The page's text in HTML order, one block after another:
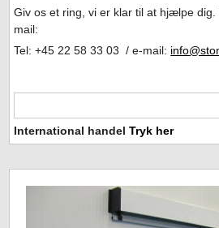
Giv os et ring, vi er klar til at hjælpe dig.
mail:
Tel: +45 22 58 33 03 / e-mail:
International handelTryk her